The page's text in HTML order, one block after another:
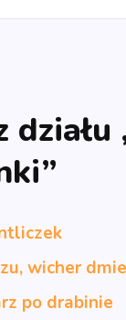
wicher dmie
po drabinie